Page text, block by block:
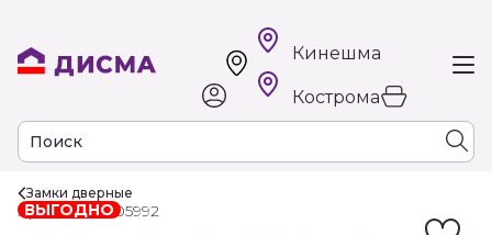
Кинешма
Кострома
Замки дверные
ВЫГОДНО
Арт. РТ-00005992